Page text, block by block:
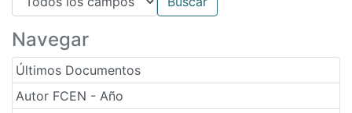
Navegar
Últimos Documentos
Autor FCEN - Año